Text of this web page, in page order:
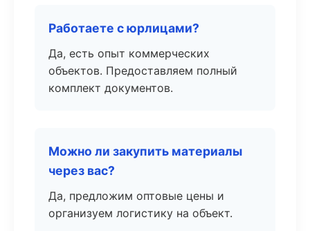
Работаете с юрлицами?
Да, есть опыт коммерческих
объектов. Предоставляем полный
комплект документов.
Можно ли закупить материалы
через вас?
Да, предложим оптовые цены и
организуем логистику на объект.